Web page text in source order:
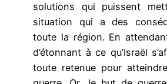
solutions qui puissent
situation qui a des
toute la région. En
d’étonnant à ce qu’Israël
toute retenue pour